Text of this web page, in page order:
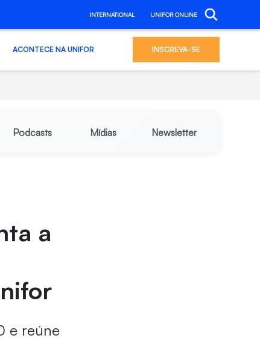
INTERNATIONAL UNIFOR ONLINE
ACONTECE NA UNIFOR INSCREVA-SE
Podcasts Mídias Newsletter
a
e reúne